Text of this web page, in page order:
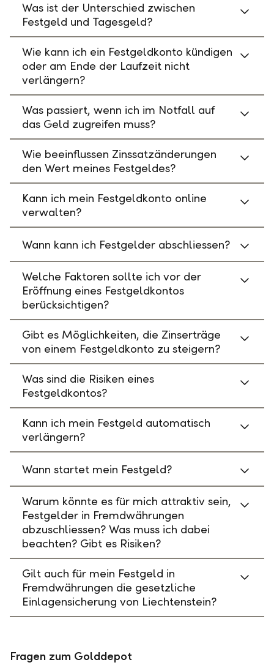
Was ist der Unterschied zwischen
Festgeld und Tagesgeld?
Wie kann ich ein Festgeldkonto kündigen
oder am Ende der Laufzeit nicht
verlängern?
Was passiert, wenn ich im Notfall auf
das Geld zugreifen muss?
Wie beeinflussen Zinssatzänderungen
den Wert meines Festgeldes?
Kann ich mein Festgeldkonto online
verwalten?
Wann kann ich Festgelder abschliessen?
Welche Faktoren sollte ich vor der
Eröffnung eines Festgeldkontos
berücksichtigen?
Gibt es Möglichkeiten, die Zinserträge
von einem Festgeldkonto zu steigern?
Was sind die Risiken eines
Festgeldkontos?
Kann ich mein Festgeld automatisch
verlängern?
Wann startet mein Festgeld?
Warum könnte es für mich attraktiv sein,
Festgelder in Fremdwährungen
abzuschliessen? Was muss ich dabei
beachten? Gibt es Risiken?
Gilt auch für mein Festgeld in
Fremdwährungen die gesetzliche
Einlagensicherung von Liechtenstein?
Fragen zum Golddepot